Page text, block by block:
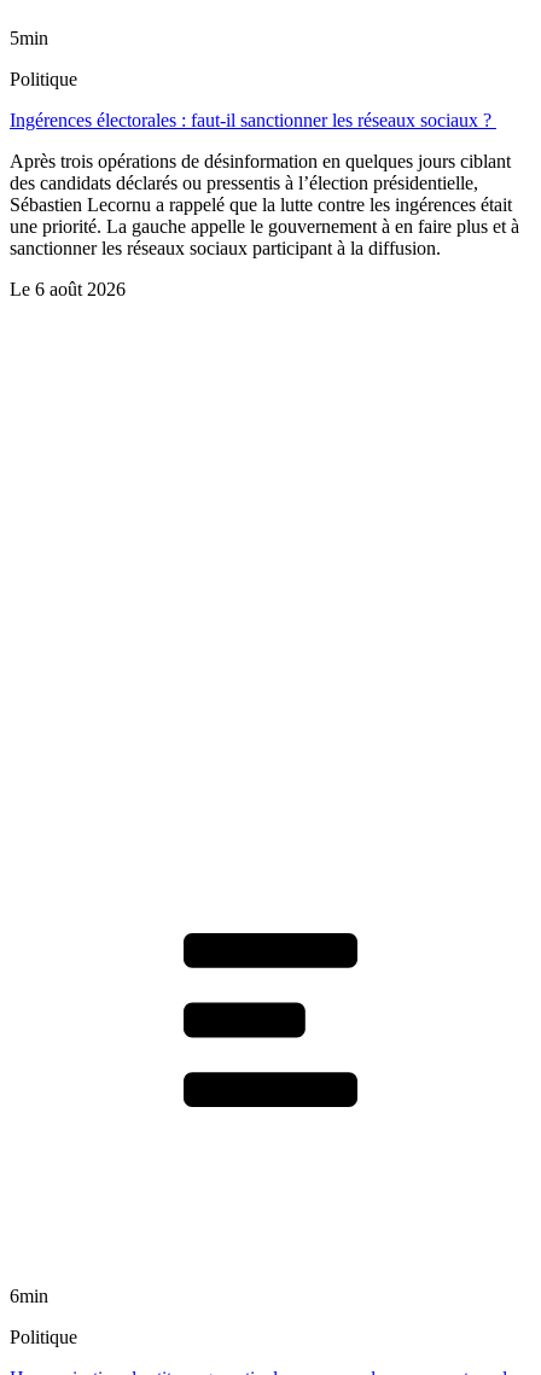
5min
Politique
Ingérences électorales : faut-il sanctionner les réseaux sociaux ?
Après trois opérations de désinformation en quelques jours ciblant
des candidats déclarés ou pressentis à l’élection présidentielle,
Sébastien Lecornu a rappelé que la lutte contre les ingérences était
une priorité. La gauche appelle le gouvernement à en faire plus et à
sanctionner les réseaux sociaux participant à la diffusion.
Le 6 août 2026
6min
Politique